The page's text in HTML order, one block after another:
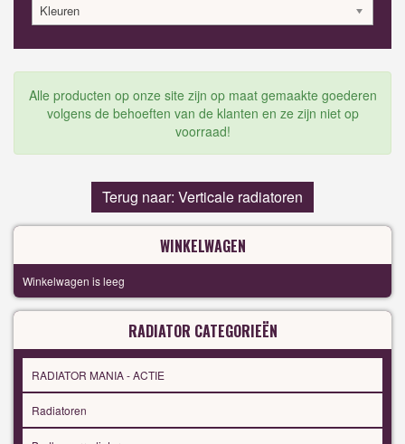
Kleuren
Alle producten op onze site zijn op maat gemaakte goederen
volgens de behoeften van de klanten en ze zijn niet op
voorraad!
Terug naar: Verticale radiatoren
WINKELWAGEN
Winkelwagen is leeg
RADIATOR CATEGORIEËN
RADIATOR MANIA - ACTIE
Radiatoren